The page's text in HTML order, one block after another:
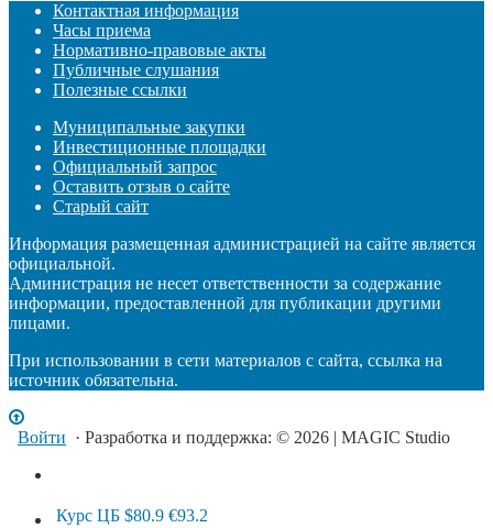
Контактная информация
Часы приема
Нормативно-правовые акты
Публичные слушания
Полезные ссылки
Муниципальные закупки
Инвестиционные площадки
Официальный запрос
Оставить отзыв о сайте
Старый сайт
Информация размещенная администрацией на сайте является
официальной.
Администрация не несет ответственности за содержание
информации, предоставленной для публикации другими
лицами.
При использовании в сети материалов с сайта, ссылка на
источник обязательна.
Войти · Разработка и поддержка: © 2026 | MAGIC Studio
Курс ЦБ $80.9 €93.2